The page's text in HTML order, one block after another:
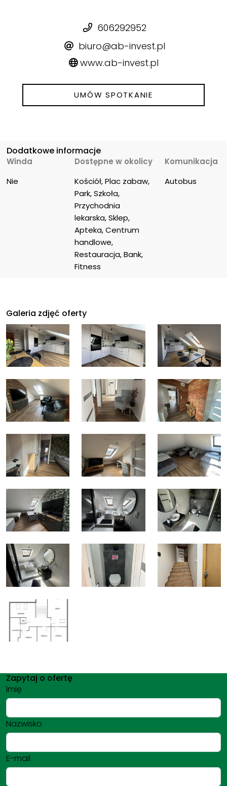
606292952
biuro@ab-invest.pl
www.ab-invest.pl
UMÓW SPOTKANIE
Dodatkowe informacje
Winda
Nie
Dostępne w okolicy
Kościół, Plac zabaw,
Park, Szkoła,
Przychodnia
lekarska, Sklep,
Apteka, Centrum
handlowe,
Restauracja, Bank,
Fitness
Komunikacja
Autobus
Galeria zdjęć oferty
Zapytaj o ofertę
Imię
Nazwisko
E-mail